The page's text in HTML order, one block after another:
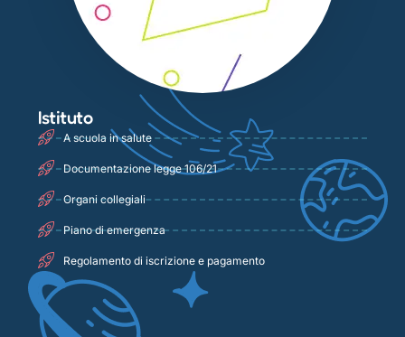
Istituto
A scuola in salute
Documentazione legge 106/21
Organi collegiali
Piano di emergenza
Regolamento di iscrizione e pagamento